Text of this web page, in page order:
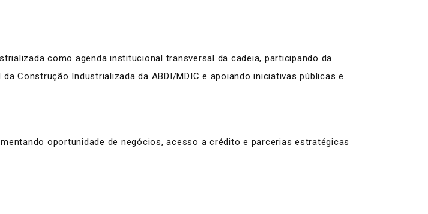
como agenda institucional transversal da cadeia, participando da
Construção Industrializada da ABDI/MDIC e apoiando iniciativas públicas e
oportunidade de negócios, acesso a crédito e parcerias estratégicas